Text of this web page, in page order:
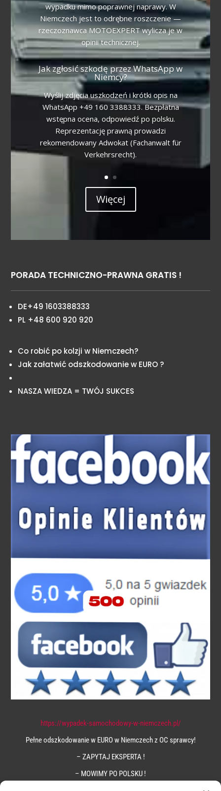
wypadku mimo poprawnej naprawy. W
Niemczech jest to odrębne roszczenie —
rzeczoznawca MOTOEXPERT wylicza je w
opinii technicznej.
Jak zgłosić szkodę przez WhatsApp w
Niemcy?
Wyślij zdjęcia uszkodzeń i krótki opis na
WhatsApp +49 160 3388333. Bezpłatna
wstępna ocena, odpowiedź po polsku.
Reprezentację prawną prowadzi
rekomendowany Adwokat (Fachanwalt für
Verkehrsrecht).
Więcej
PORADA TECHNICZNO-PRAWNA GRATIS !
DE+49 1603388333
PL +48 600 920 920
Co robić po kolzji w Niemczech?
Jak załatwić odszkodowanie w EURO ?
NASZA WIEDZA = TWÓJ SUKCES
https://wypadek-samochodowy-w-niemczech.pl/
Pełne odszkodowanie w EURO w Niemczech z OC sprawcy!
– ZAPYTAJ EKSPERTA !
– MOWIMY PO POLSKU !